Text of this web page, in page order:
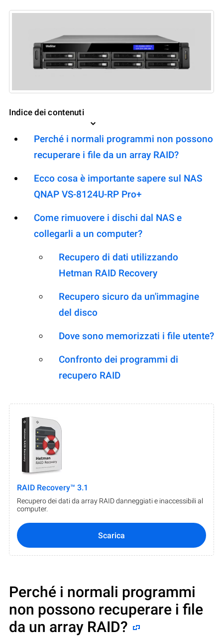
Indice dei contenuti
Perché i normali programmi non possono
recuperare i file da un array RAID?
Ecco cosa è importante sapere sul NAS
QNAP VS-8124U-RP Pro+
Come rimuovere i dischi dal NAS e
collegarli a un computer?
Recupero di dati utilizzando
Hetman RAID Recovery
Recupero sicuro da un'immagine
del disco
Dove sono memorizzati i file utente?
Confronto dei programmi di
recupero RAID
RAID Recovery™ 3.1
Recupero dei dati da array RAID danneggiati e inaccessibili al
computer.
Scarica
Perché i normali programmi
non possono recuperare i file
da un array RAID?